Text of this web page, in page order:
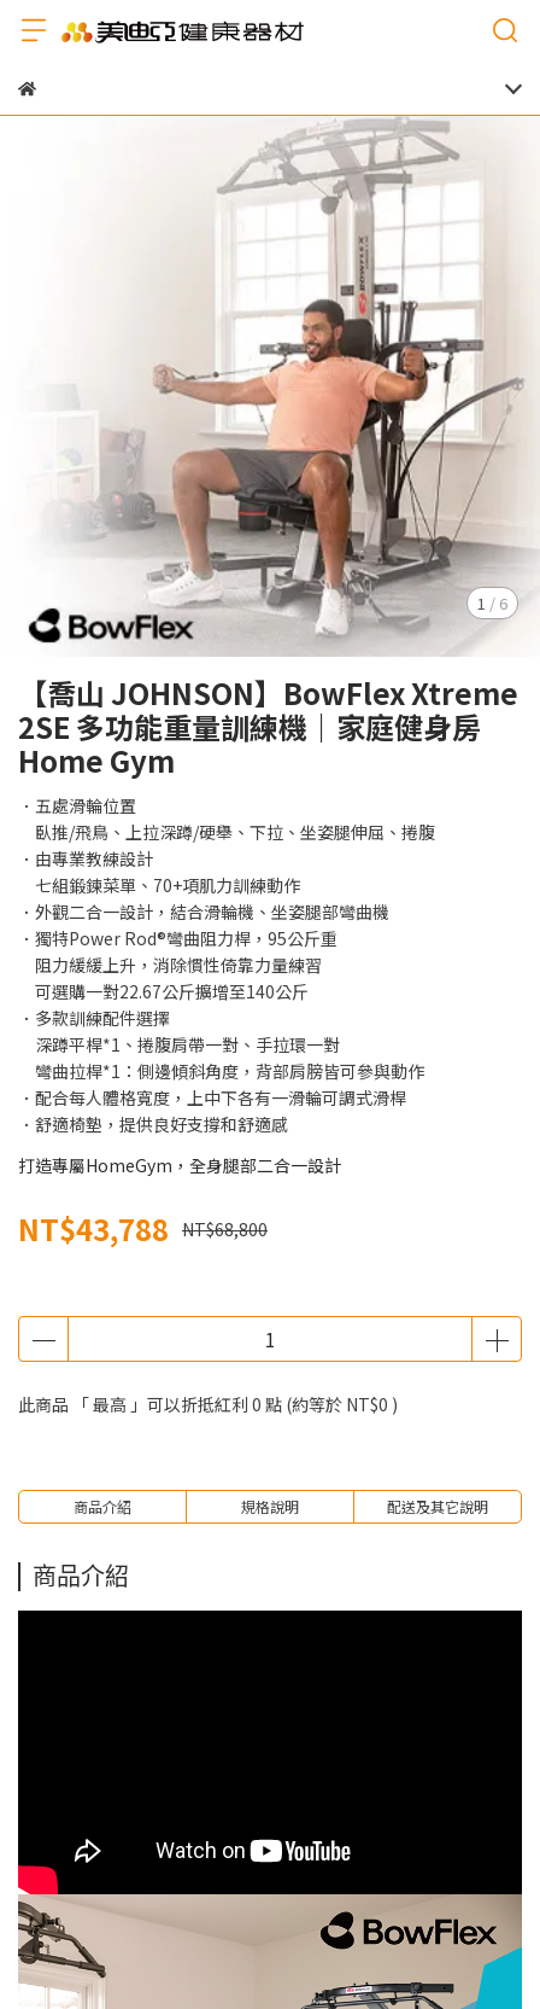
1 / 6
【喬山 JOHNSON】BowFlex Xtreme
2SE 多功能重量訓練機｜家庭健身房
Home Gym
．五處滑輪位置
臥推/飛鳥、上拉深蹲/硬舉、下拉、坐姿腿伸屈、捲腹
．由專業教練設計
七組鍛鍊菜單、70+項肌力訓練動作
．外觀二合一設計，結合滑輪機、坐姿腿部彎曲機
．獨特Power Rod®彎曲阻力桿，95公斤重
阻力緩緩上升，消除慣性倚靠力量練習
可選購一對22.67公斤擴增至140公斤
．多款訓練配件選擇
深蹲平桿*1、捲腹肩帶一對、手拉環一對
彎曲拉桿*1：側邊傾斜角度，背部肩膀皆可參與動作
．配合每人體格寬度，上中下各有一滑輪可調式滑桿
．舒適椅墊，提供良好支撐和舒適感
打造專屬HomeGym，全身腿部二合一設計
NT$43,788 NT$68,800
此商品 「 最高 」可以折抵紅利 0 點 (約等於 NT$0 )
商品介紹 規格說明 配送及其它說明
商品介紹